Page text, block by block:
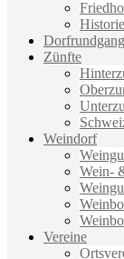
Historie
Dorfrundgang
Zünfte
Weindorf
Wein-
Vereine